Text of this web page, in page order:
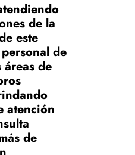
de la
este
de
áreas de
atención
de